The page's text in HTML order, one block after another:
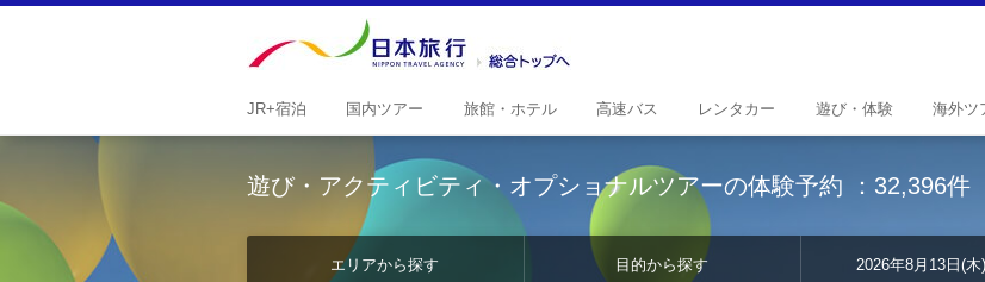
JR+宿泊 国内ツアー 旅館・ ホテル 高速バス レンタ カー 遊び・ 体験 海外ツ
遊び・アクティビティ・オプショナルツアーの体験予約 ：32,396件
エリアから探す 目的から探す 2026年8月13日(木)